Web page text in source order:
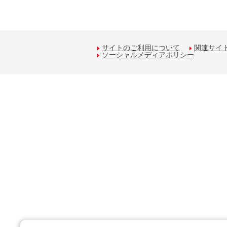
サイトのご利用について
関連サイ
ソーシャルメディアポリシー